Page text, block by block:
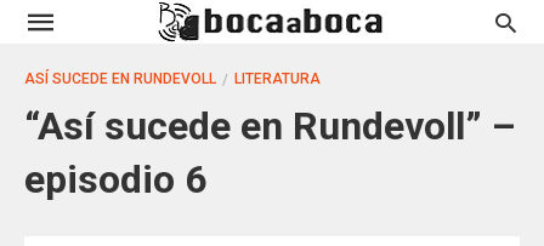
ASÍ SUCEDE EN RUNDEVOLL LITERATURA
“Así sucede en Rundevoll” –
episodio 6